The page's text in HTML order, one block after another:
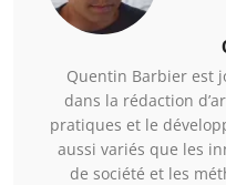
Quentin Barbier est
dans la rédaction
pratiques et le
aussi variés que les
de société et les